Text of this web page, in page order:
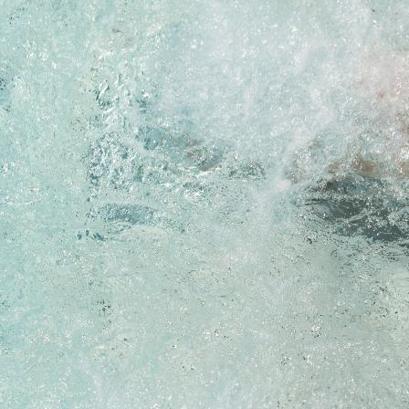
méditerranéen, douches émotionnelles, parcours
Kneipp, cascade de glace, espace détente et une
halte dans la salle du sel où l'air chargé d'iode
améliore les symptômes des voies respiratoires.
Dans le parc aussi, vous pourrez suivre des parcours
ad hoc.
Au Boario Park Adventure, vous pourrez traverser
un pont tibétain, gravir une échelle en corde,
marcher sur des étriers mobiles en surmontant la
peur du vide et apprendre, par des exercices variés,
à contrôler les gestes et les émotions. Pour les
grands et les petits en quête de sensations fortes, il
y a le Powerfan, un saut dans le vide d'une hauteur
de 10 mètres, et l'Alpine Coaster, une luge sur rail
qui serpente à toute vitesse du Pavillon Fausta